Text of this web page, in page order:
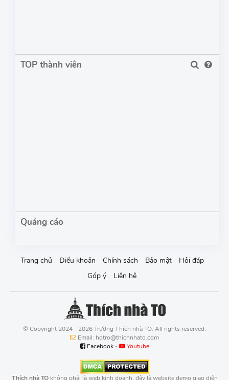
TOP thành viên
Trang chủ Điều khoản Chính sách Bảo mật
Hỏi đáp
Góp ý
Liên hệ
© Copyright 2024 - 2026 Trường Thích nhà TO. All rights reserved.
Email: hotro@thichnhato.com
Facebook- Youtube
Thích nhà TOkhông phải là web kinh doanh, đây là website demo giao diện